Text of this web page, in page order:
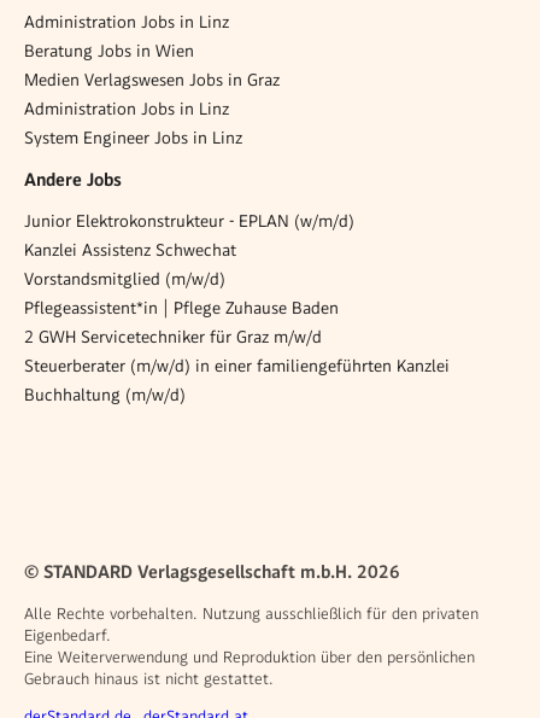
Administration Jobs in Linz
Beratung Jobs in Wien
Medien Verlagswesen Jobs in Graz
Administration Jobs in Linz
System Engineer Jobs in Linz
Andere Jobs
Junior Elektrokonstrukteur - EPLAN (w/m/d)
Kanzlei Assistenz Schwechat
Vorstandsmitglied (m/w/d)
Pflegeassistent*in | Pflege Zuhause Baden
2 GWH Servicetechniker für Graz m/w/d
Steuerberater (m/w/d) in einer familiengeführten Kanzlei
Buchhaltung (m/w/d)
© STANDARD Verlagsgesellschaft m.b.H. 2026
Alle Rechte vorbehalten. Nutzung ausschließlich für den privaten
Eigenbedarf.
Eine Weiterverwendung und Reproduktion über den persönlichen
Gebrauch hinaus ist nicht gestattet.